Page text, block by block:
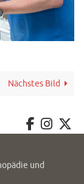
Nächstes Bild
und